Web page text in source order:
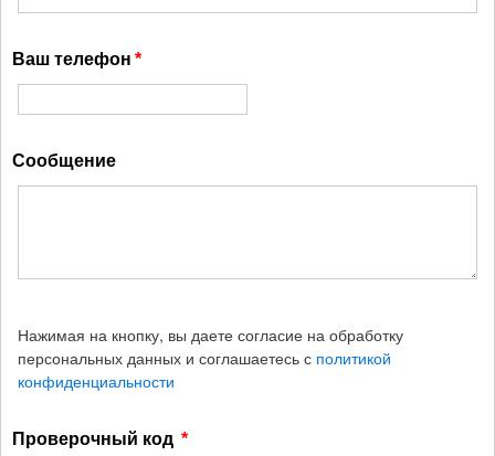
Ваш телефон
Сообщение
Нажимая на кнопку, вы даете согласие на обработку
персональных данных и соглашаетесь с политикой
конфиденциальности
Проверочный код